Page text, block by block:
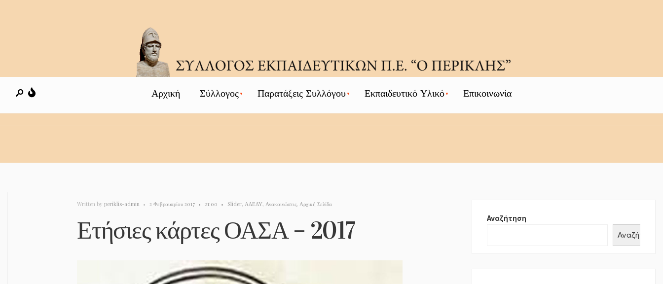
Αρχική Σύλλογος Παρατάξεις Συλλόγου Εκπαιδευτικό Υλικό Επικοινωνία
Written by periklis-admin • 2 Φεβρουαρίου 2017 • 21:00 • Slider, ΑΔΕΔΥ, Ανακοινώσεις, Αρχική Σελίδα
Ετήσιες κάρτες ΟΑΣΑ – 2017 Αναζήτηση
Αναζήτηση